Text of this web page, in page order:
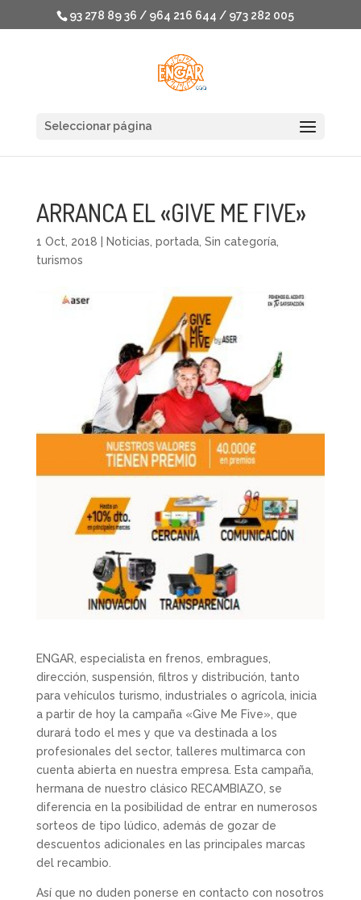
93 278 89 36 / 964 216 644 / 973 282 005
Seleccionar página
ARRANCA EL «GIVE ME FIVE»
1 Oct, 2018 Noticias portada, Sin categoría,
turismos
ENGAR, especialista en frenos, embragues,
dirección, suspensión, filtros y distribución, tanto
para vehículos turismo, industriales o agrícola, inicia
a partir de hoy la campaña «Give Me Five», que
durará todo el mes y que va destinada a los
profesionales del sector, talleres multimarca con
cuenta abierta en nuestra empresa. Esta campaña,
hermana de nuestro clásico RECAMBIAZO, se
diferencia en la posibilidad de entrar en numerosos
sorteos de tipo lúdico, además de gozar de
descuentos adicionales en las principales marcas
del recambio.
Así que no duden ponerse en contacto con nosotros